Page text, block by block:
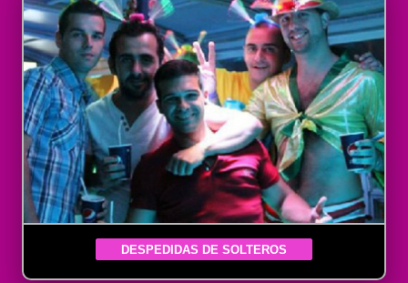
DESPEDIDAS DE SOLTEROS